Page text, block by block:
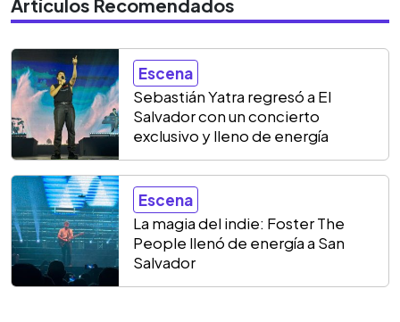
Artículos Recomendados
Escena
Sebastián Yatra regresó a El
Salvador con un concierto
exclusivo y lleno de energía
Escena
La magia del indie: Foster The
People llenó de energía a San
Salvador